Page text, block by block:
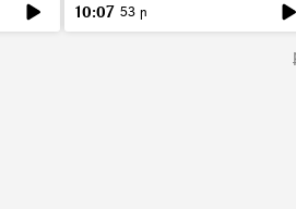
10:07 53 ր